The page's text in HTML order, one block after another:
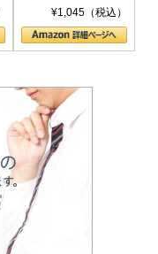
ル新書)¥1,045（税込）